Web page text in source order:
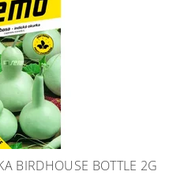
BIRDHOUSE BOTTLE 2G